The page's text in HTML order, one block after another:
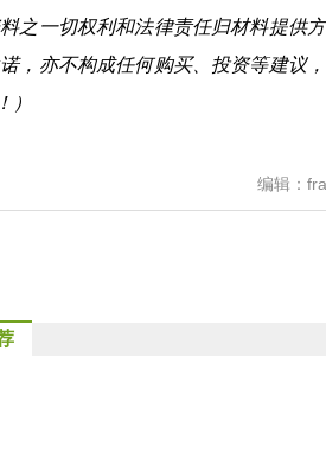
之一切权利和法律责任归材料提供
，亦不构成任何购买、投资等建议
编辑：